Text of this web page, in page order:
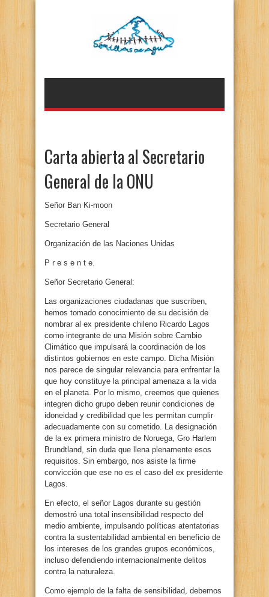
Carta abierta al Secretario
General de la ONU
Señor Ban Ki-moon
Secretario General
Organización de las Naciones Unidas
P r e s e n t e.
Señor Secretario General:
Las organizaciones ciudadanas que suscriben,
hemos tomado conocimiento de su decisión de
nombrar al ex presidente chileno Ricardo Lagos
como integrante de una Misión sobre Cambio
Climático que impulsará la coordinación de los
distintos gobiernos en este campo. Dicha Misión
nos parece de singular relevancia para enfrentar la
que hoy constituye la principal amenaza a la vida
en el planeta. Por lo mismo, creemos que quienes
integren dicho grupo deben reunir condiciones de
idoneidad y credibilidad que les permitan cumplir
adecuadamente con su cometido. La designación
de la ex primera ministro de Noruega, Gro Harlem
Brundtland, sin duda que llena plenamente esos
requisitos. Sin embargo, nos asiste la firme
convicción que ese no es el caso del ex presidente
Lagos.
En efecto, el señor Lagos durante su gestión
demostró una total insensibilidad respecto del
medio ambiente, impulsando políticas atentatorias
contra la sustentabilidad ambiental en beneficio de
los intereses de los grandes grupos económicos,
incluso defendiendo internacionalmente delitos
contra la naturaleza.
Como ejemplo de la falta de sensibilidad, debemos